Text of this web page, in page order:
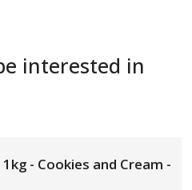
interested in
- Cookies and Cream -